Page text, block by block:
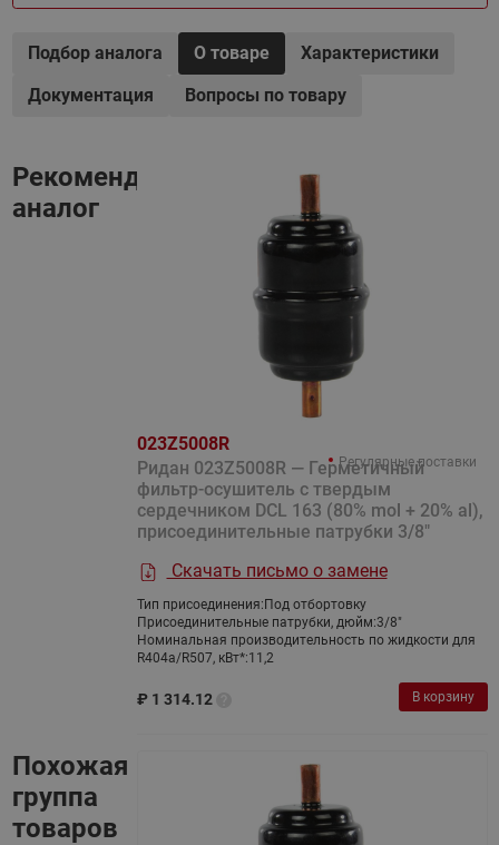
Подбор аналога О товаре
Характеристики
Документация
Вопросы по товару
Рекомендованный
аналог
023Z5008R
Ридан 023Z5008R — Герметичный
фильтр-осушитель с твердым
сердечником DCL 163 (80% mol + 20% al),
присоединительные патрубки 3/8"
Скачать письмо о замене
Тип присоединения: Под отбортовку
Присоединительные патрубки, дюйм:3/8"
Номинальная производительность по жидкости для
R404a/R507, кВт*:11,2
₽ 1 314.12
Регулярные поставки
В корзину
Похожая
группа
товаров